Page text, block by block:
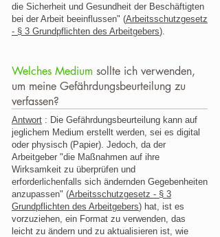
die Sicherheit und Gesundheit der Beschäftigten
bei der Arbeit beeinflussen" (Arbeitsschutzgesetz
- § 3 Grundpflichten des Arbeitgebers).
Welches Medium sollte ich verwenden,
um meine Gefährdungsbeurteilung zu
verfassen?
Antwort : Die Gefährdungsbeurteilung kann auf
jeglichem Medium erstellt werden, sei es digital
oder physisch (Papier). Jedoch, da der
Arbeitgeber "die Maßnahmen auf ihre
Wirksamkeit zu überprüfen und
erforderlichenfalls sich ändernden Gegebenheiten
anzupassen" (Arbeitsschutzgesetz - § 3
Grundpflichten des Arbeitgebers) hat, ist es
vorzuziehen, ein Format zu verwenden, das
leicht zu ändern und zu aktualisieren ist, wie